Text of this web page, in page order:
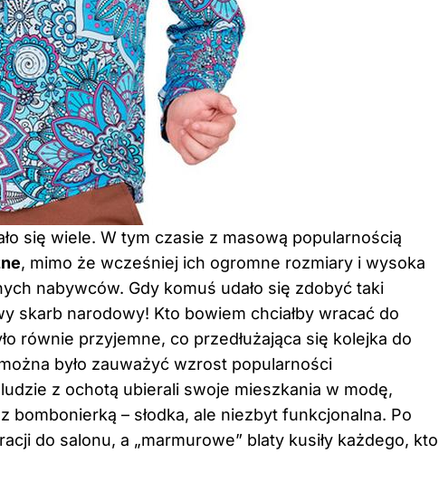
się wiele. W tym czasie z masową popularnością
, mimo że wcześniej ich ogromne rozmiary i wysoka
nabywców. Gdy komuś udało się zdobyć taki
skarb narodowy! Kto bowiem chciałby wracać do
równie przyjemne, co przedłużająca się kolejka do
było zauważyć wzrost popularności
z ochotą ubierali swoje mieszkania w modę,
bombonierką – słodka, ale niezbyt funkcjonalna. Po
do salonu, a „marmurowe” blaty kusiły każdego, kto